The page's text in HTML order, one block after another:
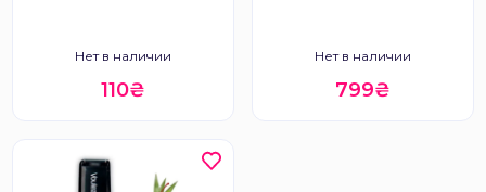
Нет в наличии
110₴
Нет в наличии
799₴